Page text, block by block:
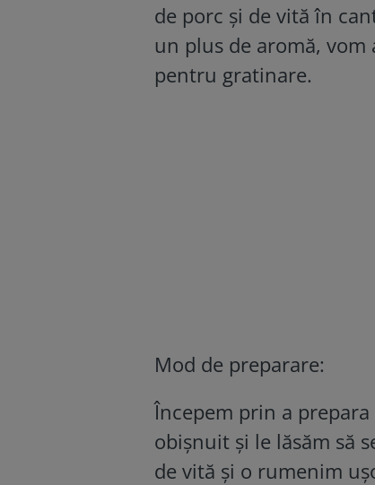
de porc și de vită în
un plus de aromă,
pentru gratinare.
Mod de preparare:
Începem prin a
obișnuit și le lăsăm să
de vită și o rumenim